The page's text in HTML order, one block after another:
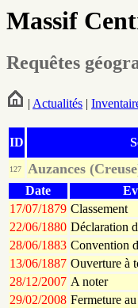
Massif
Requêtes
| Actualités |
ID
127 Auzances
Date
17/07/1879 Classement
22/06/1880 Déclaration
28/06/1883 Convention
13/06/1887 Ouverture à
28/12/2007 A noter
29/02/2008 Fermeture